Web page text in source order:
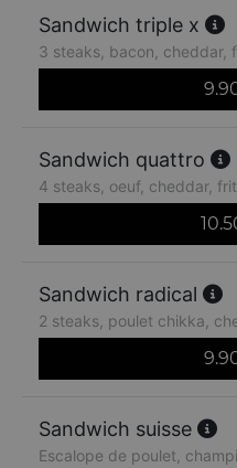
Sandwich triple x
3 steaks, bacon, cheddar,
Sandwich quattro
4 steaks, oeuf, cheddar,
Sandwich radical
2 steaks, poulet chikka,
Sandwich suisse
Escalope de poulet,